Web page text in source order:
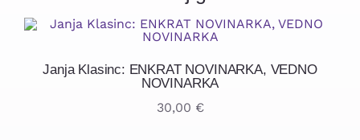
Janja Klasinc: ENKRAT NOVINARKA, VEDNO
NOVINARKA
30,00 €